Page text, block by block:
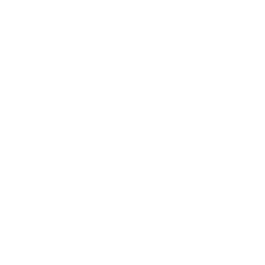
き作成されるも
ありません。
です。
ず変更すること
1000ppm以下、
下、フタル酸ジブチ
) : 1000ppm、
要な手段を講じ
これらの製造装